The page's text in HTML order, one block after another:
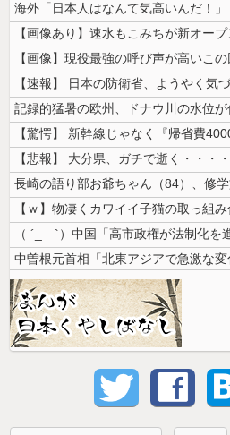
【速報】 日本の防衛省、ようやく気
【悲報】 大分県、ガチで逝く・・・
【ｗ】物凄くカワイイ子猫の取っ組み
中曽根元首相「北東アジアで急激な